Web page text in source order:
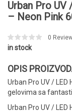
Urban Pro
– Neon Pink
0
in stock
OPIS
Urban Pro UV /
gelovima sa
Urban Pro UV /